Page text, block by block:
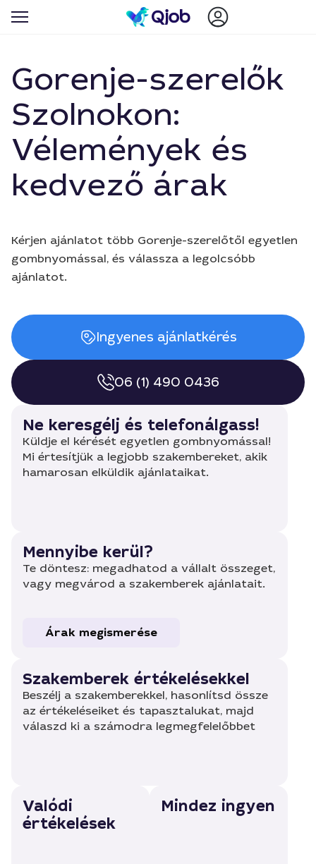
Gorenje-szerelők
Szolnokon:
Vélemények és
kedvező árak
Kérjen ajánlatot több Gorenje-szerelőtől egyetlen
gombnyomással, és válassza a legolcsóbb
ajánlatot.
Ingyenes ajánlatkérés
06 (1) 490 0436
Ne keresgélj és telefonálgass!
Küldje el kérését egyetlen gombnyomással!
Mi értesítjük a legjobb szakembereket, akik
hamarosan elküldik ajánlataikat.
Mennyibe kerül?
Te döntesz: megadhatod a vállalt összeget,
vagy megvárod a szakemberek ajánlatait.
Árak megismerése
Szakemberek értékelésekkel
Beszélj a szakemberekkel, hasonlítsd össze
az értékeléseiket és tapasztalukat, majd
válaszd ki a számodra legmegfelelőbbet
Valódi
értékelések
Mindez ingyen